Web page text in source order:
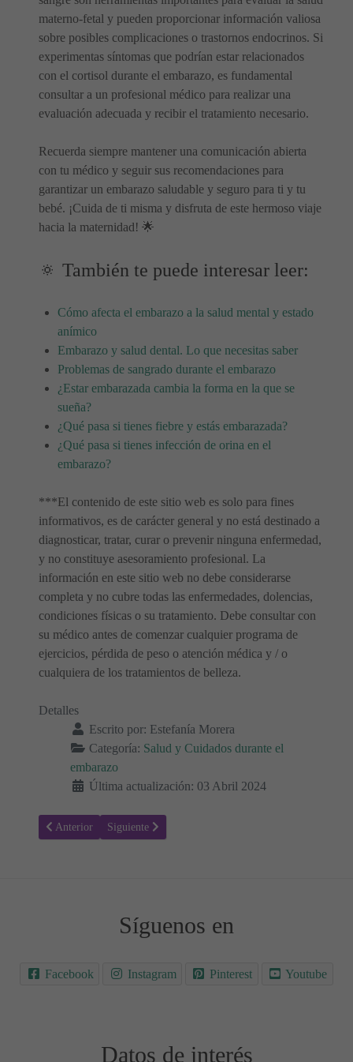
materno-fetal y pueden proporcionar información valiosa
sobre posibles complicaciones o trastornos endocrinos. Si
experimentas síntomas que podrían estar relacionados
con el cortisol durante el embarazo, es fundamental
consultar a un profesional médico para realizar una
evaluación adecuada y recibir el tratamiento necesario.
Recuerda siempre mantener una comunicación abierta
con tu médico y seguir sus recomendaciones para
garantizar un embarazo saludable y seguro para ti y tu
bebé. ¡Cuida de ti misma y disfruta de este hermoso viaje
hacia la maternidad! 🌟
🔅 También te puede interesar leer:
Cómo afecta el embarazo a la salud mental y estado
anímico
Embarazo y salud dental. Lo que necesitas saber
Problemas de sangrado durante el embarazo
¿Estar embarazada cambia la forma en la que se
sueña?
¿Qué pasa si tienes fiebre y estás embarazada?
¿Qué pasa si tienes infección de orina en el
embarazo?
***El contenido de este sitio web es solo para fines
informativos, es de carácter general y no está destinado a
diagnosticar, tratar, curar o prevenir ninguna enfermedad,
y no constituye asesoramiento profesional. La
información en este sitio web no debe considerarse
completa y no cubre todas las enfermedades, dolencias,
condiciones físicas o su tratamiento. Debe consultar con
su médico antes de comenzar cualquier programa de
ejercicios, pérdida de peso o atención médica y / o
cualquiera de los tratamientos de belleza.
Detalles
Escrito por: Estefanía Morera
Categoría: Salud y Cuidados durante el
embarazo
Última actualización: 03 Abril 2024
Artículo anterior: Cobre: Valores normales en el Embarazo 🤰🏻
Anterior Artículo siguiente: Complemento C4: Valores
Siguiente
Síguenos en
Facebook Instagram Pinterest Youtube
Datos de interés